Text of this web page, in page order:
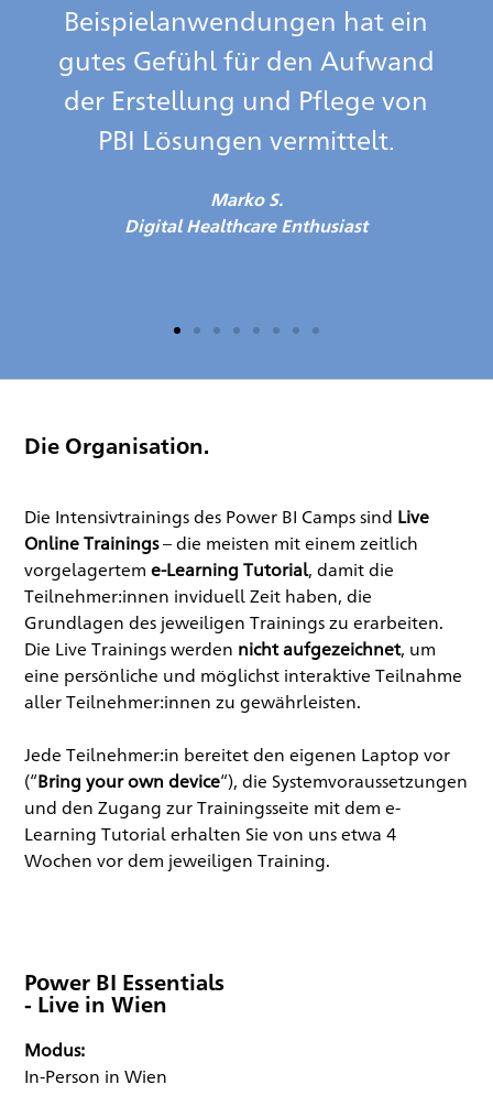
Beispielanwendungen hat ein
gutes Gefühl für den Aufwand
der Erstellung und Pflege von
PBI Lösungen vermittelt.
Marko S.
Digital Healthcare Enthusiast
Die Organisation.
Die Intensivtrainings des Power BI Camps sind Live
Online Trainings– die meisten mit einem zeitlich
vorgelagerteme-Learning Tutorial, damit die
Teilnehmer:innen inviduell Zeit haben, die
Grundlagen des jeweiligen Trainings zu erarbeiten.
Die Live Trainings werden nicht aufgezeichnet, um
eine persönliche und möglichst interaktive Teilnahme
aller Teilnehmer:innen zu gewährleisten.
Jede Teilnehmer:in bereitet den eigenen Laptop vor
(“Bring your own device“), die Systemvoraussetzungen
und den Zugang zur Trainingsseite mit dem e-
Learning Tutorial erhalten Sie von uns etwa 4
Wochen vor dem jeweiligen Training.
Power BI Essentials
- Live in Wien
Modus:
In-Person in Wien